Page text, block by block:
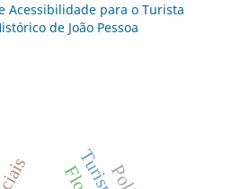
Acessibilidade para o Turista
de João Pessoa